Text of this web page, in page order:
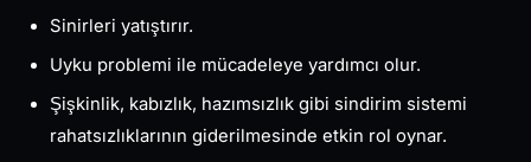
Sinirleri yatıştırır.
Uyku problemi ile mücadeleye yardımcı olur.
Şişkinlik, kabızlık, hazımsızlık gibi sindirim sistemi
rahatsızlıklarının giderilmesinde etkin rol oynar.